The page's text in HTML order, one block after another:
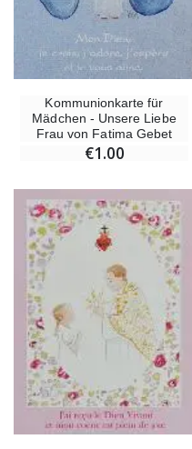
Kommunionkarte für
Mädchen - Unsere Liebe
Frau von Fatima Gebet
€1.00